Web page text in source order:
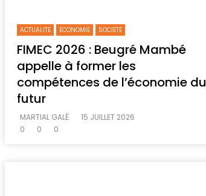
ACTUALITE ECONOMIE SOCIETE
FIMEC 2026 : Beugré Mambé
appelle à former les
compétences de l’économie du
futur
MARTIAL GALÉ
15 JUILLET 2026
0
0 0